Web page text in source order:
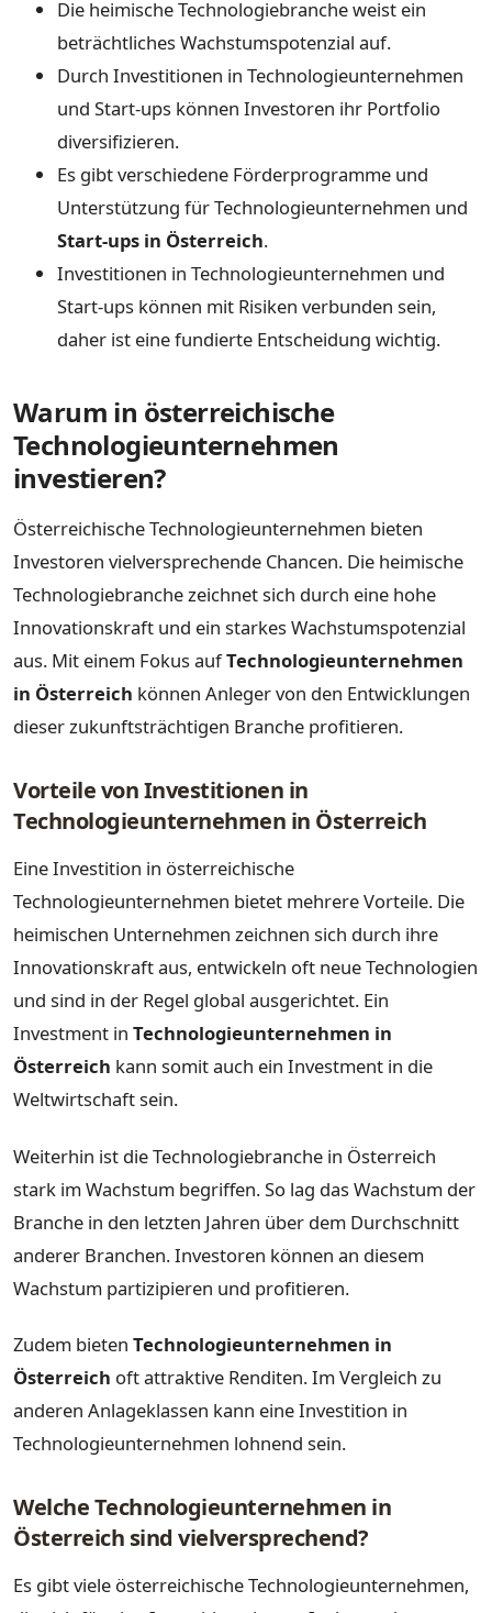
Die heimische Technologiebranche weist ein
beträchtliches Wachstumspotenzial auf.
Durch Investitionen in Technologieunternehmen
und Start-ups können Investoren ihr Portfolio
diversifizieren.
Es gibt verschiedene Förderprogramme und
Unterstützung für Technologieunternehmen und
Start-ups in Österreich.
Investitionen in Technologieunternehmen und
Start-ups können mit Risiken verbunden sein,
daher ist eine fundierte Entscheidung wichtig.
Warum in österreichische
Technologieunternehmen
investieren?
Österreichische Technologieunternehmen bieten
Investoren vielversprechende Chancen. Die heimische
Technologiebranche zeichnet sich durch eine hohe
Innovationskraft und ein starkes Wachstumspotenzial
aus. Mit einem Fokus aufTechnologieunternehmen
in Österreich können Anleger von den Entwicklungen
dieser zukunftsträchtigen Branche profitieren.
Vorteile von Investitionen in
Technologieunternehmen in Österreich
Eine Investition in österreichische
Technologieunternehmen bietet mehrere Vorteile. Die
heimischen Unternehmen zeichnen sich durch ihre
Innovationskraft aus, entwickeln oft neue Technologien
und sind in der Regel global ausgerichtet. Ein
Investment in Technologieunternehmen in
Österreich kann somit auch ein Investment in die
Weltwirtschaft sein.
Weiterhin ist die Technologiebranche in Österreich
stark im Wachstum begriffen. So lag das Wachstum der
Branche in den letzten Jahren über dem Durchschnitt
anderer Branchen. Investoren können an diesem
Wachstum partizipieren und profitieren.
Zudem bieten Technologieunternehmen in
Österreich oft attraktive Renditen. Im Vergleich zu
anderen Anlageklassen kann eine Investition in
Technologieunternehmen lohnend sein.
Welche Technologieunternehmen in
Österreich sind vielversprechend?
Es gibt viele österreichische Technologieunternehmen,